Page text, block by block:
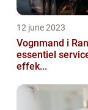
12 june 2023
Vognmand i
essentiel
effek...